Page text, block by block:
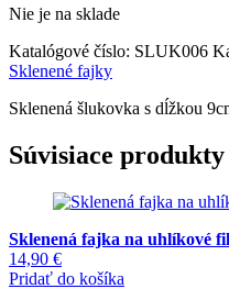
Nie je na sklade
Katalógové číslo: SLUK006
Sklenené fajky
Sklenená šlukovka s dĺžkou
Súvisiace produkty
Sklenená fajka na uhlíkové
14,90 €
Pridať do košíka